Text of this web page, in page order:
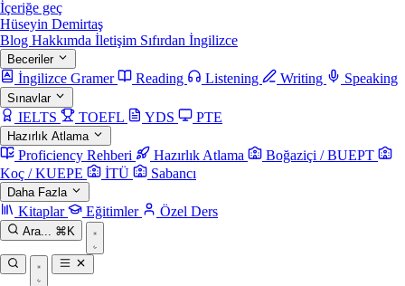
İçeriğe geç
Hüseyin Demirtaş
Blog Hakkımda İletişim Sıfırdan İngilizce
Beceriler
İngilizce Gramer Reading Listening Writing Speaking
Sınavlar
IELTS TOEFL YDS PTE
Hazırlık Atlama
Proficiency Rehberi Hazırlık Atlama
Boğaziçi / BUEPT
Koç / KUEPE
İTÜ Sabancı
Daha Fazla
Kitaplar Eğitimler Özel Ders
Ara... ⌘K